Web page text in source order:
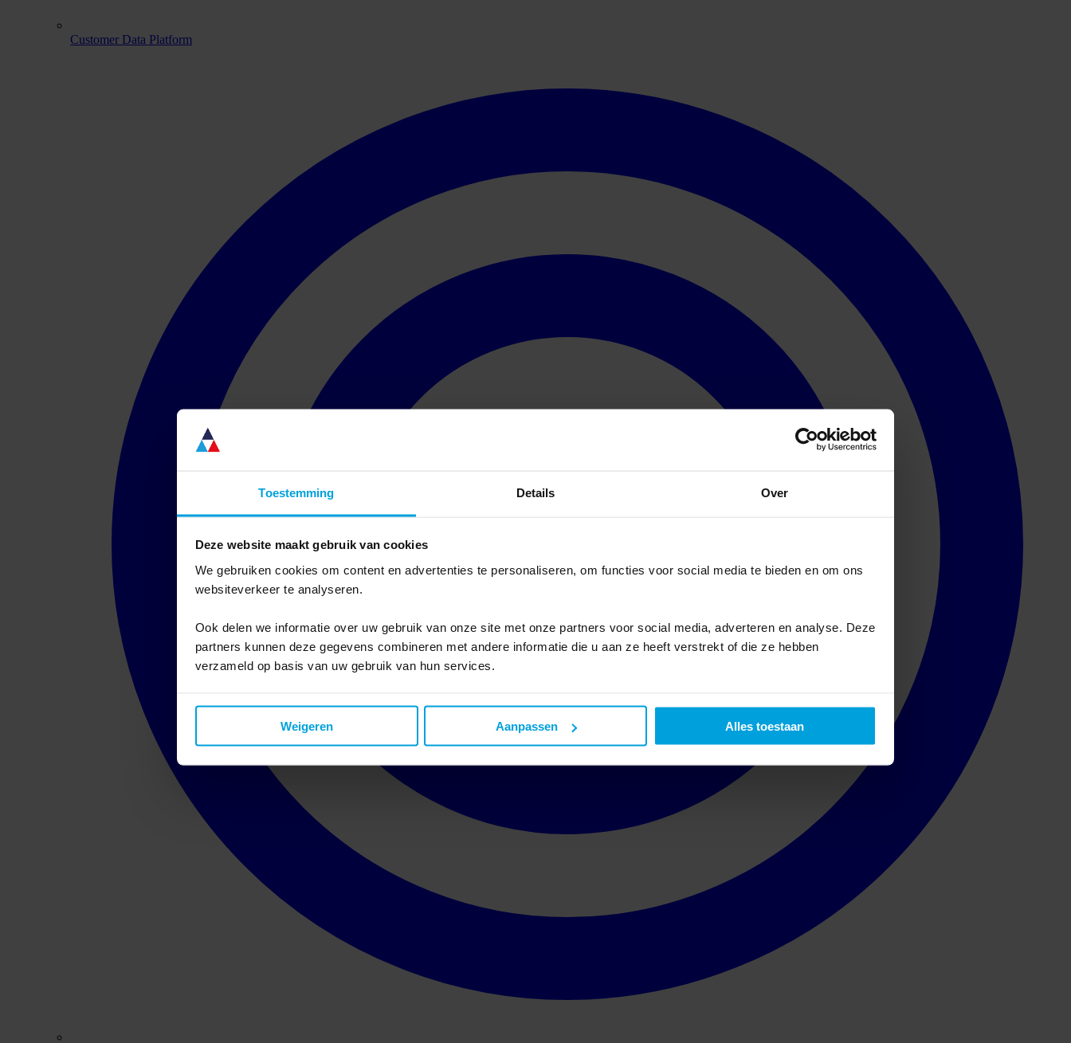
Toestemming Details Over
Deze website maakt gebruik van cookies
We gebruiken cookies om content en advertenties te personaliseren, om functies voor social media te bieden en om ons
websiteverkeer te analyseren.
Ook delen we informatie over uw gebruik van onze site met onze partners voor social media, adverteren en analyse. Deze
partners kunnen deze gegevens combineren met andere informatie die u aan ze heeft verstrekt of die ze hebben
verzameld op basis van uw gebruik van hun services.
Weigeren Aanpassen Alles toestaan
Customer Data Platform